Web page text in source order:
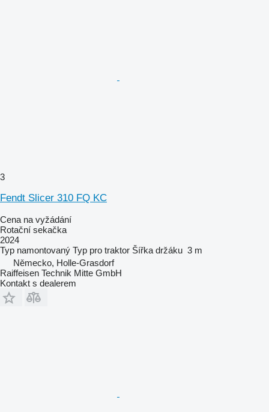
3
Fendt Slicer 310 FQ KC
Cena na vyžádání
Rotační sekačka
2024
Typ namontovaný Typ pro traktor Šířka držáku 3 m
Německo, Holle-Grasdorf
Raiffeisen Technik Mitte GmbH
Kontakt s dealerem